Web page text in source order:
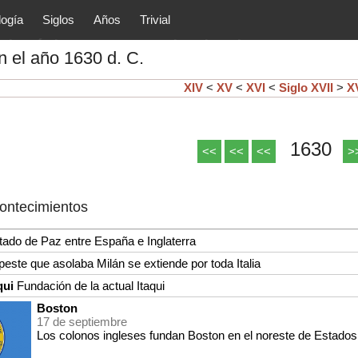
y principales
arte, cultura, etc.) de la
Siglos Años Trivial
el año 1630 d. C.
XIV< XV< XVI< Siglo XVII >
<< << << 1630
de Paz entre España e Inglaterra
que asolaba Milán se extiende por toda Italia
Fundación de la actual Itaqui
Boston
17 de septiembre
Los colonos ingleses fundan Boston en el noreste de